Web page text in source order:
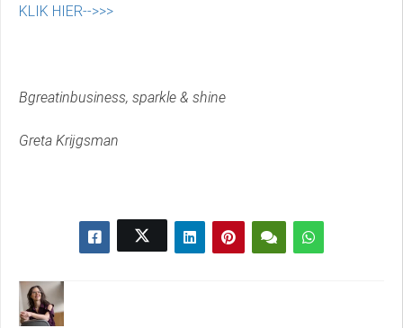
KLIK HIER-->>>
Bgreatinbusiness, sparkle & shine
Greta Krijgsman